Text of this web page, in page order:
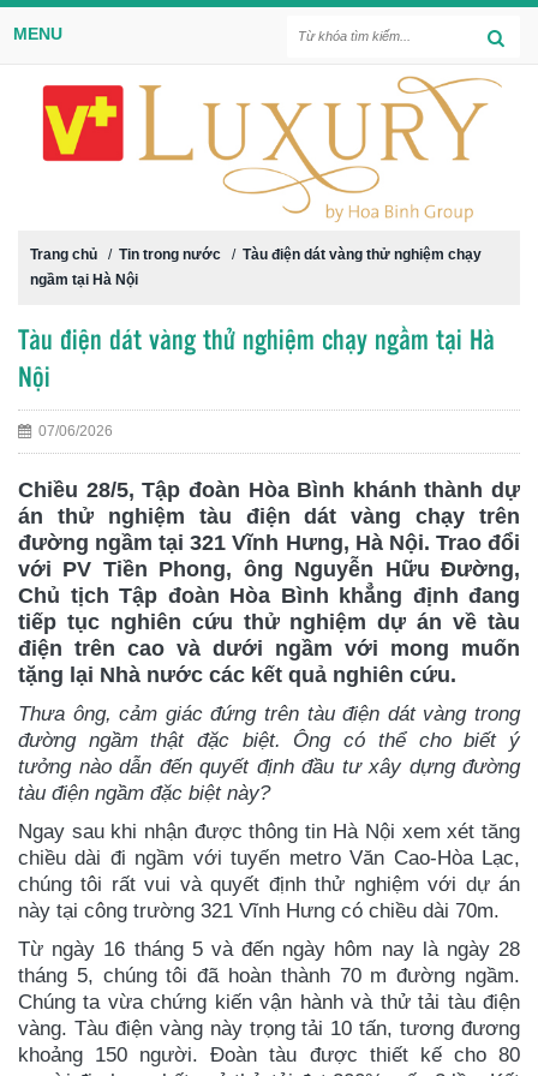
MENU
Trang chủ / Tin trong nước / Tàu điện dát vàng thử nghiệm chạy
ngầm tại Hà Nội
Tàu điện dát vàng thử nghiệm chạy ngầm tại Hà
Nội
07/06/2026
Chiều 28/5, Tập đoàn Hòa Bình khánh thành dự
án thử nghiệm tàu điện dát vàng chạy trên
đường ngầm tại 321 Vĩnh Hưng, Hà Nội. Trao đổi
với PV Tiền Phong, ông Nguyễn Hữu Đường,
Chủ tịch Tập đoàn Hòa Bình khẳng định đang
tiếp tục nghiên cứu thử nghiệm dự án về tàu
điện trên cao và dưới ngầm với mong muốn
tặng lại Nhà nước các kết quả nghiên cứu.
Thưa ông, cảm giác đứng trên tàu điện dát vàng trong
đường ngầm thật đặc biệt. Ông có thể cho biết ý
tưởng nào dẫn đến quyết định đầu tư xây dựng đường
tàu điện ngầm đặc biệt này?
Ngay sau khi nhận được thông tin Hà Nội xem xét tăng
chiều dài đi ngầm với tuyến metro Văn Cao-Hòa Lạc,
chúng tôi rất vui và quyết định thử nghiệm với dự án
này tại công trường 321 Vĩnh Hưng có chiều dài 70m.
Từ ngày 16 tháng 5 và đến ngày hôm nay là ngày 28
tháng 5, chúng tôi đã hoàn thành 70 m đường ngầm.
Chúng ta vừa chứng kiến vận hành và thử tải tàu điện
vàng. Tàu điện vàng này trọng tải 10 tấn, tương đương
khoảng 150 người. Đoàn tàu được thiết kế cho 80